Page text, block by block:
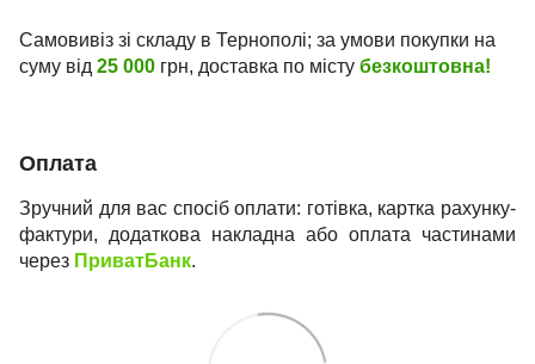
Самовивіз зі складу в Тернополі; за умови покупки на
суму від 25 000 грн, доставка по місту безкоштовна!
Оплата
Зручний для вас спосіб оплати: готівка, картка рахунку-
фактури, додаткова накладна або оплата частинами
через ПриватБанк.